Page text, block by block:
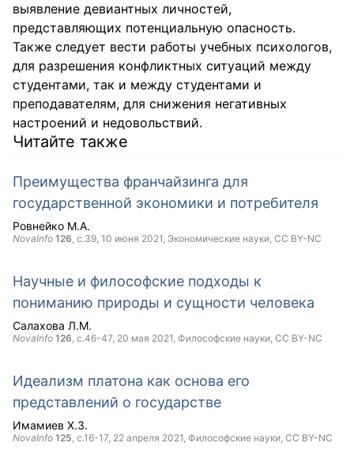
выявление девиантных личностей,
представляющих потенциальную опасность.
Также следует вести работы учебных психологов,
для разрешения конфликтных ситуаций между
студентами, так и между студентами и
преподавателям, для снижения негативных
настроений и недовольствий.
Читайте также
Преимущества франчайзинга для
государственной экономики и потребителя
Ровнейко М.А.
NovaInfo 126, с.39, 10 июня 2021, Экономические науки, CC BY-NC
Научные и философские подходы к
пониманию природы и сущности человека
Салахова Л.М.
NovaInfo 126, с.46-47, 20 мая 2021, Философские науки, CC BY-NC
Идеализм платона как основа его
представлений о государстве
Имамиев Х.З.
NovaInfo 125, с.16-17, 22 апреля 2021, Философские науки, CC BY-NC